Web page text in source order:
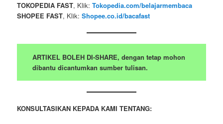
TOKOPEDIA FAST, Klik:Tokopedia.com/belajarmembaca
SHOPEE FAST, Klik:Shopee.co.id/bacafast
ARTIKEL BOLEH DI-SHARE, dengan tetap mohon
dibantu dicantumkan sumber tulisan.
KONSULTASIKAN KEPADA KAMI TENTANG: